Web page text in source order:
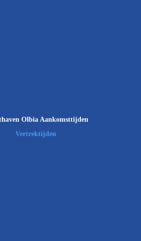
Olbia Aankomsttijden
Vertrektijden